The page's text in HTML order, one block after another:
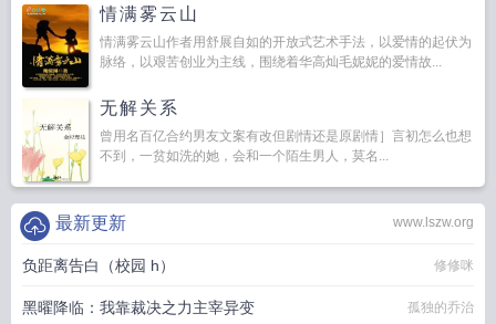
情满雾云山
情满雾云山作者用舒展自如的开放式艺术手法，以爱情的起伏为
脉络，以艰苦创业为主线，围绕着华高灿毛妮妮的爱情故...
无解关系
曾用名百亿合约男友文案有改但剧情还是原剧情］言初怎么也想
不到，一贫如洗的她，会和一个陌生男人，莫名...
www.lszw.org
最新更新
负距离告白（校园 h） 修修咪
黑曜降临：我靠裁决之力主宰异变 孤独的乔治